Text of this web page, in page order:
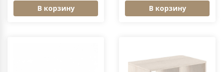
В корзину В корзину